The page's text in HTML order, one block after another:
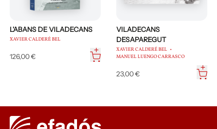
L'ABANS DE VILADECANS
XAVIER CALDERÉ BEL
126,00 €
VILADECANS
DESAPAREGUT
XAVIER CALDERÉ BEL
MANUEL LUENGO CARRASCO
23,00 €